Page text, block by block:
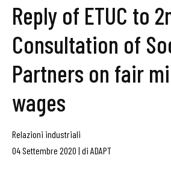
Reply of ETUC to
Consultation of
Partners on fair
wages
Relazioni industriali
04 Settembre 2020 | di ADAPT